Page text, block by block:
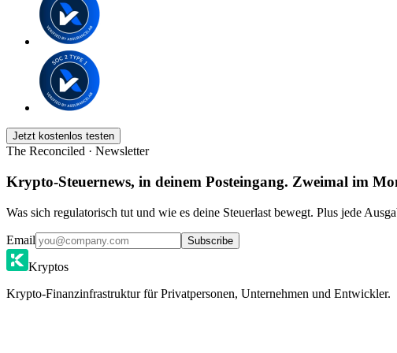
Jetzt kostenlos testen
The Reconciled · Newsletter
Krypto-Steuernews, in deinem Posteingang. Zweimal im
Was sich regulatorisch tut und wie es deine Steuerlast bewegt. Plus jede
Email Subscribe
Kryptos
Krypto-Finanzinfrastruktur für Privatpersonen, Unternehmen und Entwickler.